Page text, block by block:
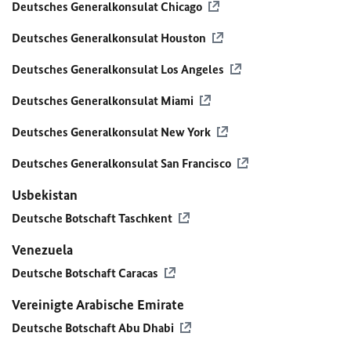
Deutsches Generalkonsulat Chicago
Deutsches Generalkonsulat Houston
Deutsches Generalkonsulat Los Angeles
Deutsches Generalkonsulat Miami
Deutsches Generalkonsulat New York
Deutsches Generalkonsulat San Francisco
Usbekistan
Deutsche Botschaft Taschkent
Venezuela
Deutsche Botschaft Caracas
Vereinigte Arabische Emirate
Deutsche Botschaft Abu Dhabi